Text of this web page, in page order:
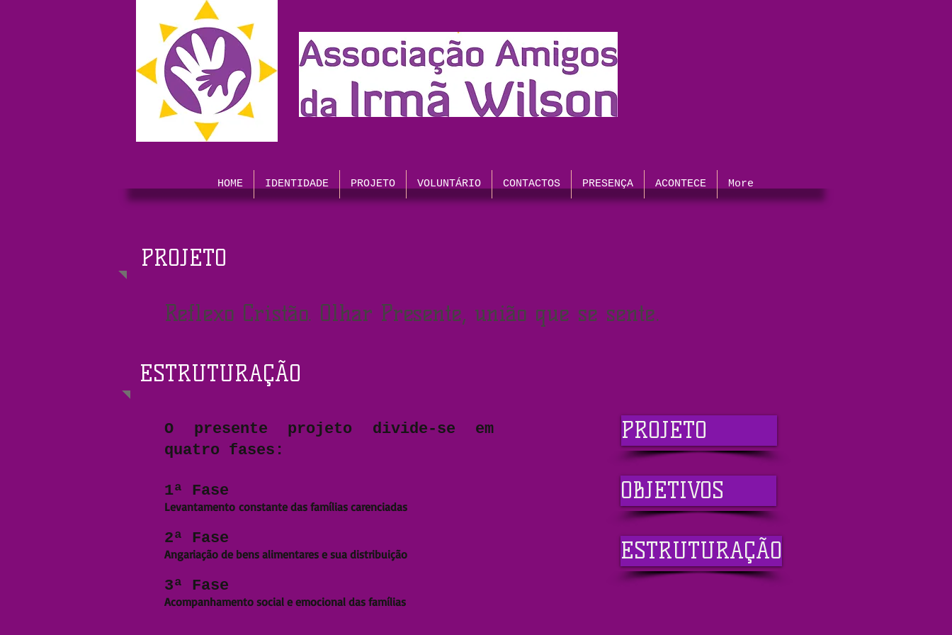
PROJETO
Reflexo Cristão. Olhar Presente, união que se sente.
ESTRUTURAÇÃO
​O presente projeto divide-se em
quatro fases:
1ª Fase
Levantamento constante das famílias carenciadas
2ª Fase
Angariação de bens alimentares e sua distribuição
3ª Fase
Acompanhamento social e emocional das famílias
PROJETO
OBJETIVOS
ESTRUTURAÇÃO
HOME IDENTIDADE PROJETO VOLUNTÁRIO CONTACTOS PRESENÇA ACONTECE More